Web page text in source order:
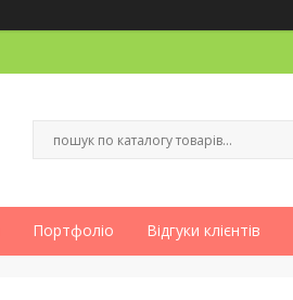
Портфоліо Відгуки клієнтів